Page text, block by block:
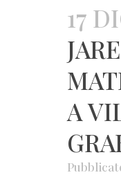
17
A